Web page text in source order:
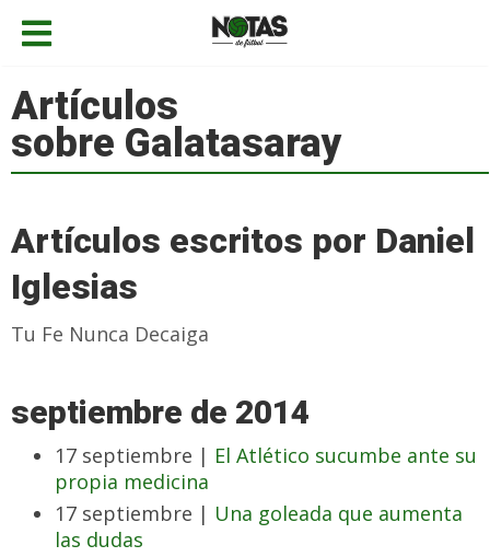
Artículos
sobre Galatasaray
Artículos escritos por Daniel
Iglesias
Tu Fe Nunca Decaiga
septiembre de 2014
17 septiembre | El Atlético sucumbe ante su
propia medicina
17 septiembre | Una goleada que aumenta
las dudas